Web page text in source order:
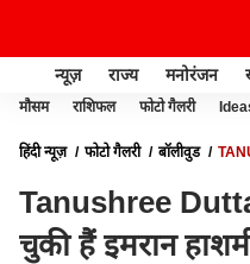
न्यूज़ राज्य मनोरंजन
मौसम राशिफल फोटो गैलरी
हिंदी न्यूज़ फोटो गैलरी बॉलीवुड
Tanushree
चुकी हैं इमरान